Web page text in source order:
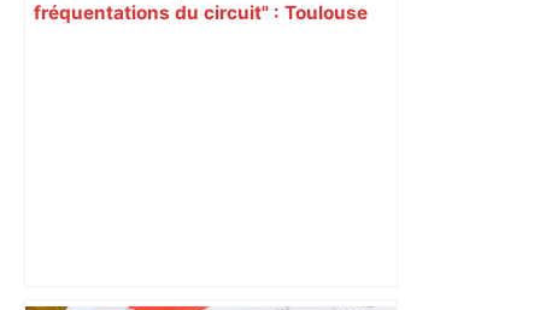
fréquentations du circuit" : Toulouse